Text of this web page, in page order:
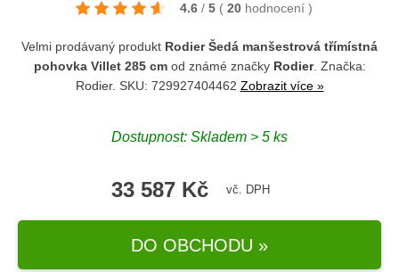
4.6 / 5 ( 20 hodnocení )
Velmi prodávaný produkt Rodier Šedá manšestrová třímístná
pohovka Villet 285 cmod známé značky Rodier. Značka:
Rodier. SKU: 729927404462 Zobrazit více »
Dostupnost: Skladem > 5 ks
33 587 Kč vč. DPH
DO OBCHODU »